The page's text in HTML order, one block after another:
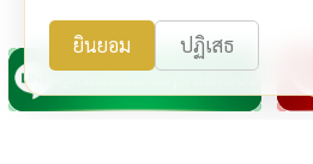
ยินยอม ปฏิเสธ